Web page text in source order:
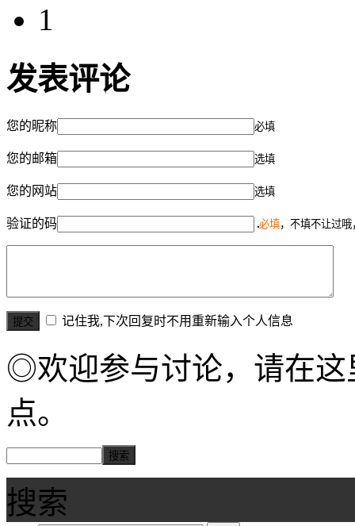
1
发表评论
您的昵称 必填
您的邮箱 选填
您的网站 选填
验证的码 必填，不填不让过
记住我,下次回复时不用重新输入个人信息
◎欢迎参与讨论，请在这
点。
搜索